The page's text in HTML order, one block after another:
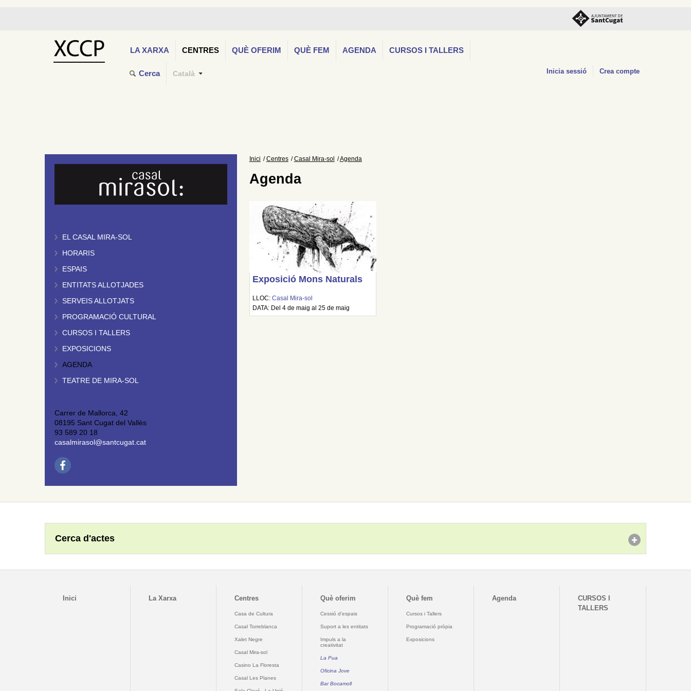
LA XARXA CENTRES QUÈ OFERIM QUÈ FEM AGENDA CURSOS I TALLERS
Cerca Català Inicia sessió Crea compte
EL CASAL MIRA-SOL
HORARIS
ESPAIS
ENTITATS ALLOTJADES
SERVEIS ALLOTJATS
PROGRAMACIÓ CULTURAL
CURSOS I TALLERS
EXPOSICIONS
AGENDA
TEATRE DE MIRA-SOL
Carrer de Mallorca, 42
08195 Sant Cugat del Vallès
93 589 20 18
casalmirasol@santcugat.cat
Inici Centres Casal Mira-sol Agenda
Agenda
Exposició Mons Naturals
LLOC: Casal Mira-sol
DATA: Del 4 de maig al 25 de maig
Cerca d'actes
Inici La Xarxa Centres
Casa de Cultura
Casal Torreblanca
Xalet Negre
Casal Mira-sol
Casino La Floresta
Casal Les Planes
Què oferim
Cessió d'espais
Suport a les entitats
Impuls a la
creativitat
La Pua
Oficina Jove
Bar Bocamoll
Què fem
Cursos i Tallers
Programació pròpia
Exposicions
Agenda
CURSOS I
TALLERS